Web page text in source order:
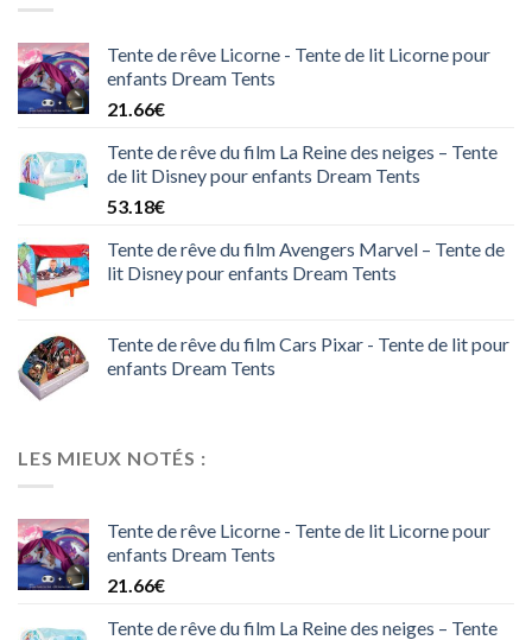
Tente de rêve Licorne - Tente de lit Licorne pour
enfants Dream Tents
21.66€
Tente de rêve du film La Reine des neiges – Tente
de lit Disney pour enfants Dream Tents
53.18€
Tente de rêve du film Avengers Marvel – Tente de
lit Disney pour enfants Dream Tents
Tente de rêve du film Cars Pixar - Tente de lit pour
enfants Dream Tents
LES MIEUX NOTÉS :
Tente de rêve Licorne - Tente de lit Licorne pour
enfants Dream Tents
21.66€
Tente de rêve du film La Reine des neiges – Tente